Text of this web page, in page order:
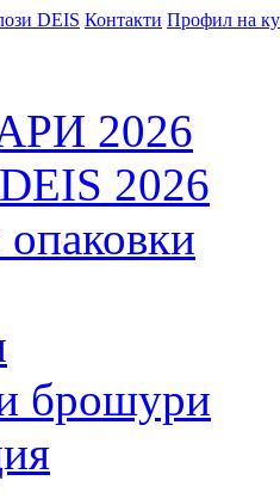
DEIS Контакти Профил на
2026
2026
брошури